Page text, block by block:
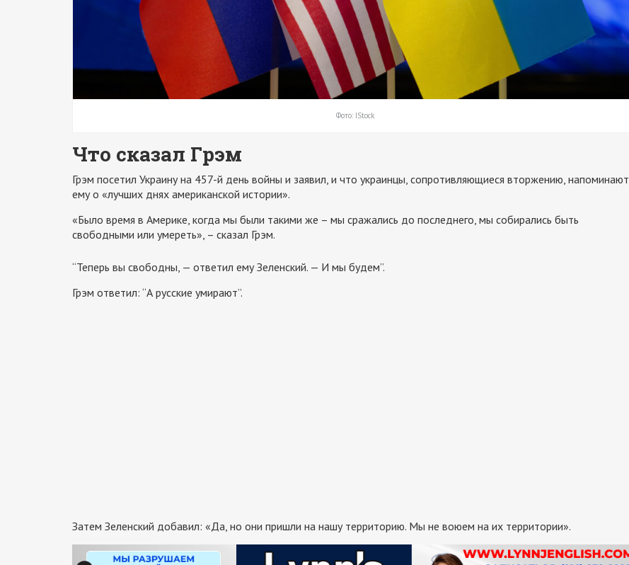
Фото: IStock
Что сказал Грэм
Грэм посетил Украину на 457-й день войны и заявил, и что украинцы, сопротивляющиеся вторжению, напоминают
ему о «лучших днях американской истории».
«Было время в Америке, когда мы были такими же – мы сражались до последнего, мы собирались быть
свободными или умереть», – сказал Грэм.
“Теперь вы свободны, — ответил ему Зеленский. — И мы будем”.
Грэм ответил: “А русские умирают”.
Затем Зеленский добавил: «Да, но они пришли на нашу территорию. Мы не воюем на их территории».